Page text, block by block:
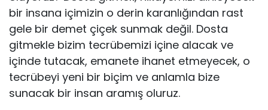
bir insana içimizin o derin karanlığından rast
gele bir demet çiçek sunmak değil. Dosta
gitmekle bizim tecrübemizi içine alacak ve
içinde tutacak, emanete ihanet etmeyecek, o
tecrübeyi yeni bir biçim ve anlamla bize
sunacak bir insan aramış oluruz.